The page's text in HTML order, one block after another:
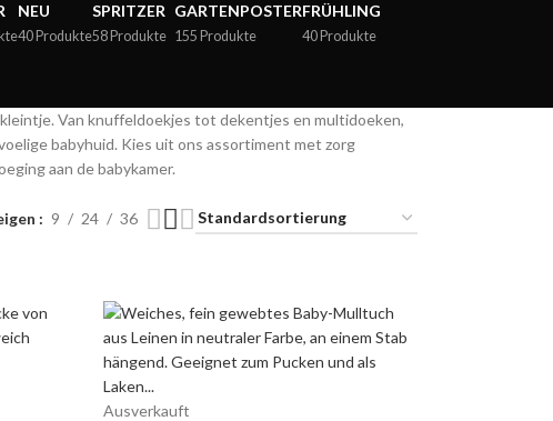
NEU
40 Produkte
SPRITZER
58 Produkte
GARTENPOSTER
155 Produkte
FRÜHLING
40 Produkte
Van knuffeldoekjes tot dekentjes en multidoeken,
babyhuid. Kies uit ons assortiment met zorg
aan de babykamer.
9 24 36
Ausverkauft